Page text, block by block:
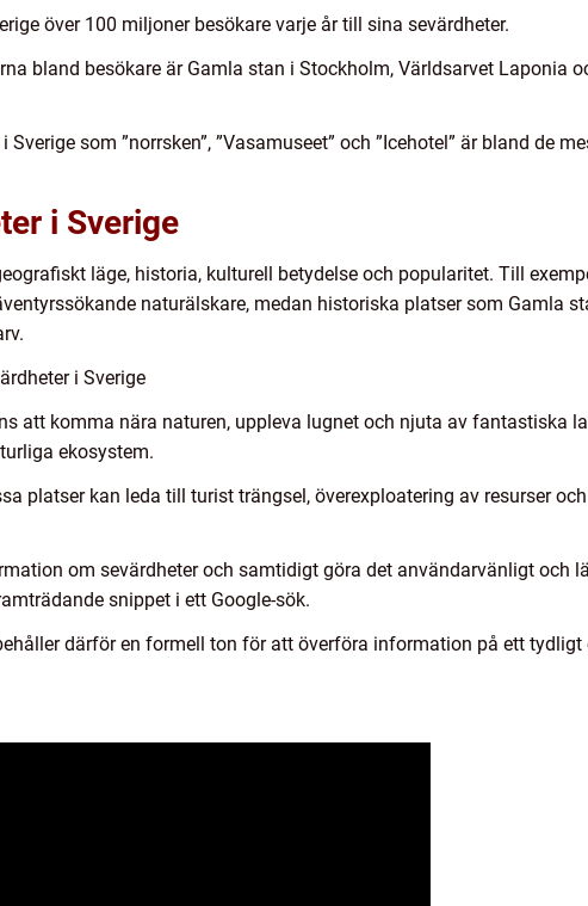
över 100 miljoner besökare varje år till sina sevärdheter.
bland besökare är Gamla stan i Stockholm, Världsarvet Laponia
som ”norrsken”, ”Vasamuseet” och ”Icehotel” är bland de
i Sverige
läge, historia, kulturell betydelse och popularitet. Till
naturälskare, medan historiska platser som Gamla
i Sverige
att komma nära naturen, uppleva lugnet och njuta av fantastiska
ekosystem.
platser kan leda till turist trängsel, överexploatering av resurser
om sevärdheter och samtidigt göra det användarvänligt och
snippet i ett Google-sök.
därför en formell ton för att överföra information på ett tydligt